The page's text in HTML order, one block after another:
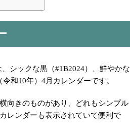
シックな黒（#1B2024）、鮮やかな
和10年）4月カレンダーです。
向きのものがあり、どれもシンプル
レンダーも表示されていて便利で